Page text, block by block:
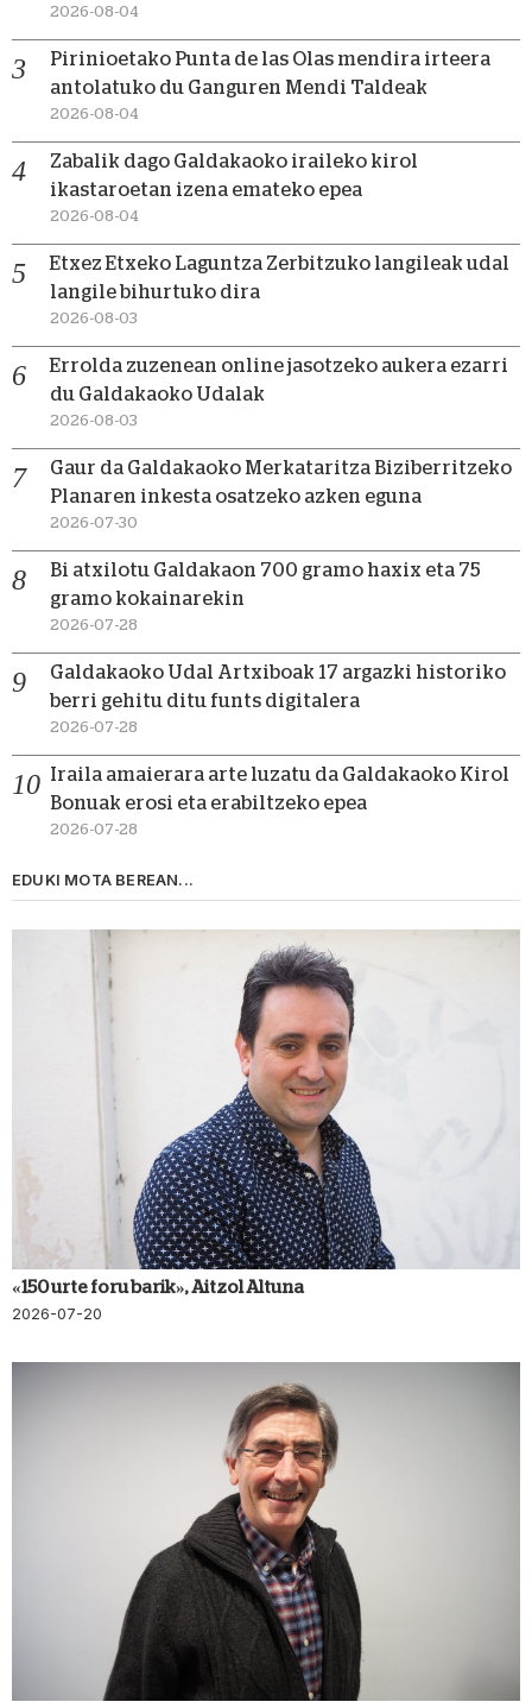
2026-08-04
Pirinioetako Punta de las Olas mendira irteera
antolatuko du Ganguren Mendi Taldeak
2026-08-04
Zabalik dago Galdakaoko iraileko kirol
ikastaroetan izena emateko epea
2026-08-04
Etxez Etxeko Laguntza Zerbitzuko langileak udal
langile bihurtuko dira
2026-08-03
Errolda zuzenean online jasotzeko aukera ezarri
du Galdakaoko Udalak
2026-08-03
Gaur da Galdakaoko Merkataritza Biziberritzeko
Planaren inkesta osatzeko azken eguna
2026-07-30
Bi atxilotu Galdakaon 700 gramo haxix eta 75
gramo kokainarekin
2026-07-28
Galdakaoko Udal Artxiboak 17 argazki historiko
berri gehitu ditu funts digitalera
2026-07-28
Iraila amaierara arte luzatu da Galdakaoko Kirol
Bonuak erosi eta erabiltzeko epea
2026-07-28
EDUKI MOTA BEREAN...
«150 urte foru barik», Aitzol Altuna
2026-07-20